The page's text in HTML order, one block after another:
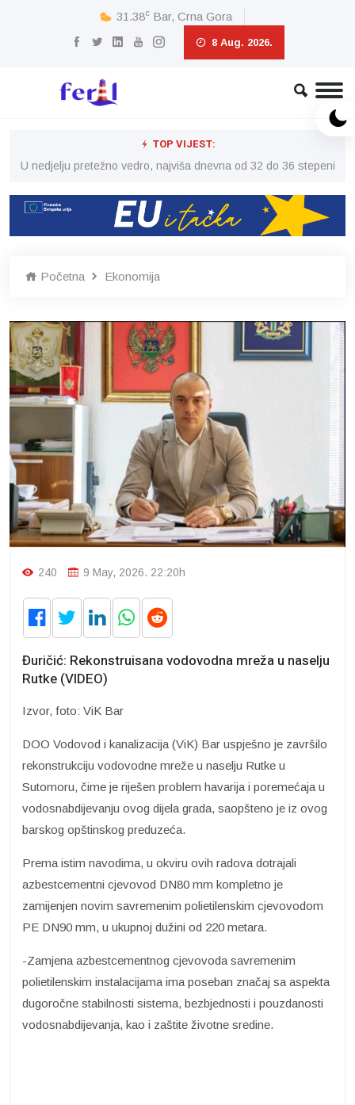
31.38c Bar, Crna Gora
8 Aug. 2026.
TOP VIJEST:
U nedjelju pretežno vedro, najviša dnevna od 32 do 36 stepeni
Početna Ekonomija
240 9 May, 2026. 22:20h
Đuričić: Rekonstruisana vodovodna mreža u naselju
Rutke (VIDEO)
Izvor, foto: ViK Bar
DOO Vodovod i kanalizacija (ViK) Bar uspješno je završilo
rekonstrukciju vodovodne mreže u naselju Rutke u
Sutomoru, čime je riješen problem havarija i poremećaja u
vodosnabdijevanju ovog dijela grada, saopšteno je iz ovog
barskog opštinskog preduzeća.
Prema istim navodima, u okviru ovih radova dotrajali
azbestcementni cjevovod DN80 mm kompletno je
zamijenjen novim savremenim polietilenskim cjevovodom
PE DN90 mm, u ukupnoj dužini od 220 metara.
-Zamjena azbestcementnog cjevovoda savremenim
polietilenskim instalacijama ima poseban značaj sa aspekta
dugoročne stabilnosti sistema, bezbjednosti i pouzdanosti
vodosnabdijevanja, kao i zaštite životne sredine.